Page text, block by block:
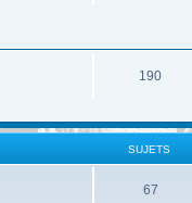
190
SUJETS
67